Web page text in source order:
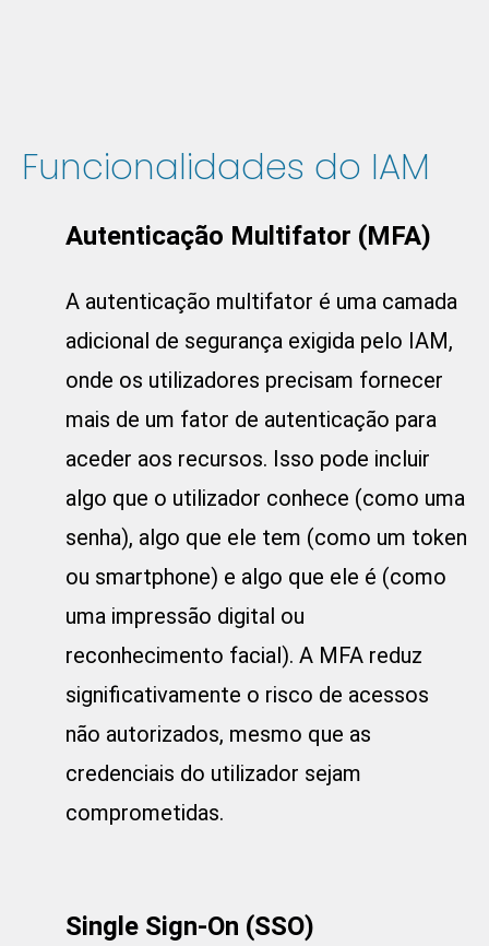
Funcionalidades do IAM
Autenticação Multifator (MFA)
A autenticação multifator é uma camada
adicional de segurança exigida pelo IAM,
onde os utilizadores precisam fornecer
mais de um fator de autenticação para
aceder aos recursos. Isso pode incluir
algo que o utilizador conhece (como uma
senha), algo que ele tem (como um token
ou smartphone) e algo que ele é (como
uma impressão digital ou
reconhecimento facial). A MFA reduz
significativamente o risco de acessos
não autorizados, mesmo que as
credenciais do utilizador sejam
comprometidas.
Single Sign-On (SSO)